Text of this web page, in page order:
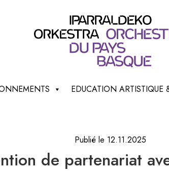
EDUCATION ARTISTIQUE
Publié le 12.11.2025
de partenariat